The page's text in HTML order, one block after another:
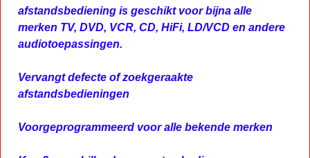
Deze universele voorgeprogrammeerde 8 in 1
afstandsbediening is geschikt voor bijna alle
merken TV, DVD, VCR, CD, HiFi, LD/VCD en andere
Vervangt defecte of zoekgeraakte